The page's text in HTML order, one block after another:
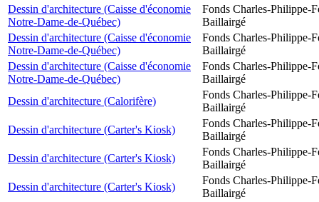
Dessin d'architecture (Caisse d'économie
Notre-Dame-de-Québec)
Fonds Charles-Philippe-
Baillairgé
Dessin d'architecture (Caisse d'économie
Notre-Dame-de-Québec)
Fonds Charles-Philippe-
Baillairgé
Dessin d'architecture (Caisse d'économie
Notre-Dame-de-Québec)
Fonds Charles-Philippe-
Baillairgé
Dessin d'architecture (Calorifère)
Fonds Charles-Philippe-
Baillairgé
Dessin d'architecture (Carter's Kiosk)
Fonds Charles-Philippe-
Baillairgé
Dessin d'architecture (Carter's Kiosk)
Fonds Charles-Philippe-
Baillairgé
Dessin d'architecture (Carter's Kiosk)
Fonds Charles-Philippe-
Baillairgé